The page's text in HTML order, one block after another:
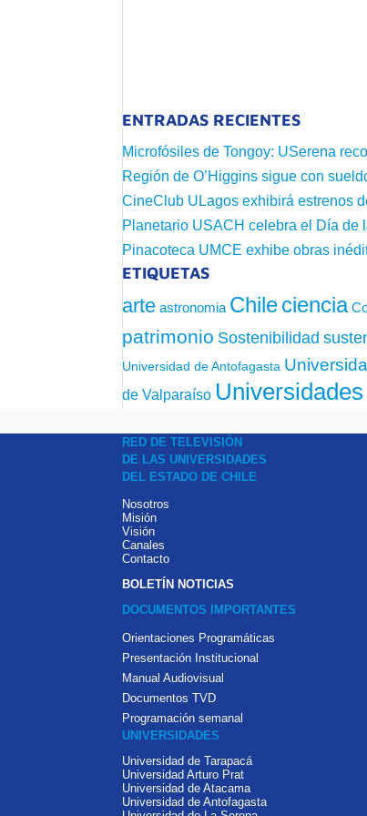
ENTRADAS RECIENTES
Microfósiles de Tongoy: USerena
Región de O’Higgins sigue con
CineClub ULagos exhibirá estrenos
Planetario USACH celebra el Día de
Pinacoteca UMCE exhibe obras
ETIQUETAS
arte astronomia Chileciencia
patrimonio Sostenibilidad
Universidad de Antofagasta
de Valparaíso
RED DE TELEVISIÓN
DE LAS UNIVERSIDADES
DEL ESTADO DE CHILE
Nosotros
Misión
Visión
Canales
Contacto
BOLETÍN NOTICIAS
DOCUMENTOS IMPORTANTES
Orientaciones Programáticas
Presentación Institucional
Manual Audiovisual
Documentos TVD
Programación semanal
UNIVERSIDADES
Universidad de Tarapacá
Universidad Arturo Prat
Universidad de Atacama
Universidad de Antofagasta